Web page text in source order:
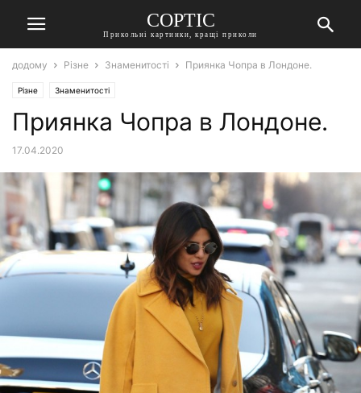
СОРТІС
Прикольні картинки, кращі приколи
додому Різне Знаменитості Приянка Чопра в Лондоне.
Різне Знаменитості
Приянка Чопра в Лондоне.
17.04.2020